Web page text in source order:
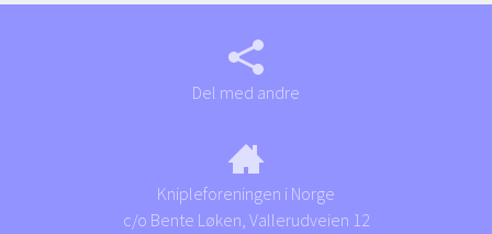
Del med andre
Knipleforeningen i Norge
c/o Bente Løken, Vallerudveien 12